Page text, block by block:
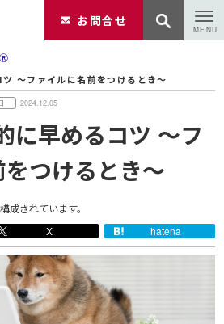
お問合せ
～ファイルに名前をつけるとき～
2024.12.05
に早めるコツ ～フ
つけるとき～
成されています。
X hatena